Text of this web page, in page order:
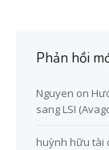
Phản hồi
Nguyen on
sang LSI
huỳnh hữu tài